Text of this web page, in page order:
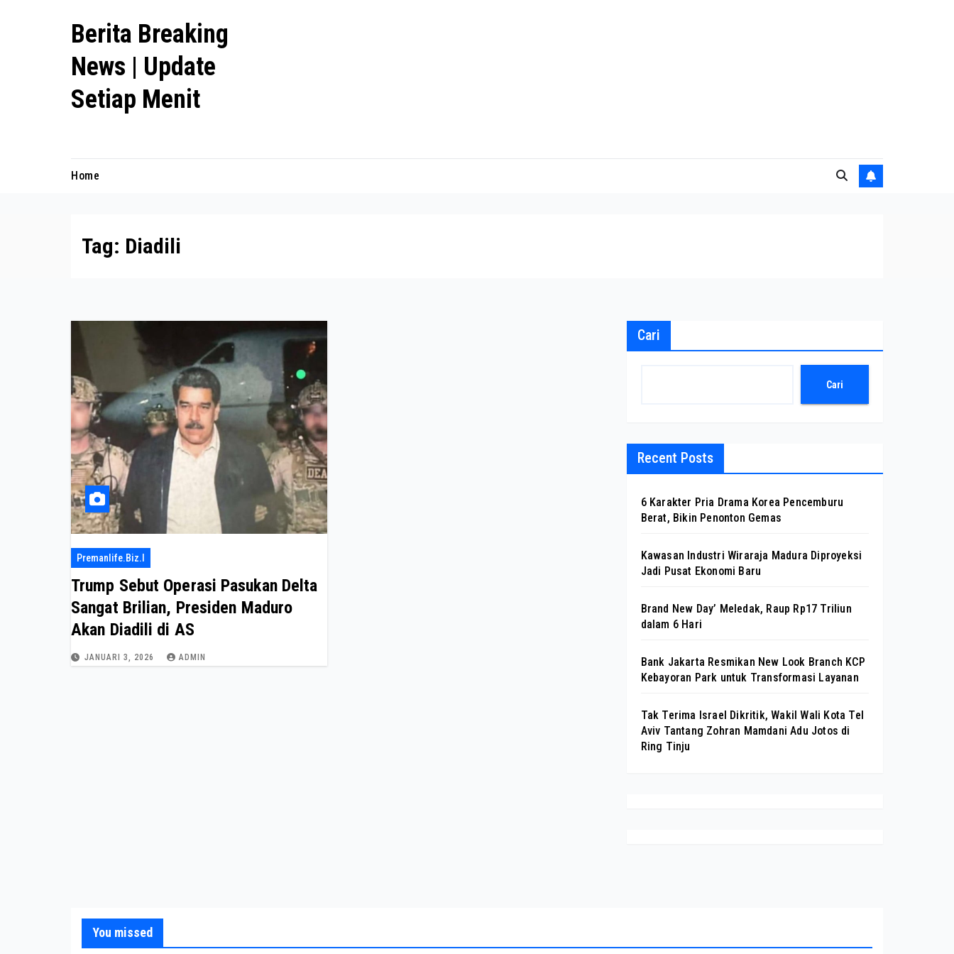
Berita Breaking
News | Update
Setiap Menit
Home
Tag: Diadili
Premanlife.biz.i
Trump Sebut Operasi Pasukan Delta
Sangat Brilian, Presiden Maduro
Akan Diadili di AS
JANUARI 3, 2026 ADMIN
Cari
Cari
Recent Posts
6 Karakter Pria Drama Korea Pencemburu
Berat, Bikin Penonton Gemas
Kawasan Industri Wiraraja Madura Diproyeksi
Jadi Pusat Ekonomi Baru
Brand New Day’ Meledak, Raup Rp17 Triliun
dalam 6 Hari
Bank Jakarta Resmikan New Look Branch KCP
Kebayoran Park untuk Transformasi Layanan
Tak Terima Israel Dikritik, Wakil Wali Kota Tel
Aviv Tantang Zohran Mamdani Adu Jotos di
Ring Tinju
You missed